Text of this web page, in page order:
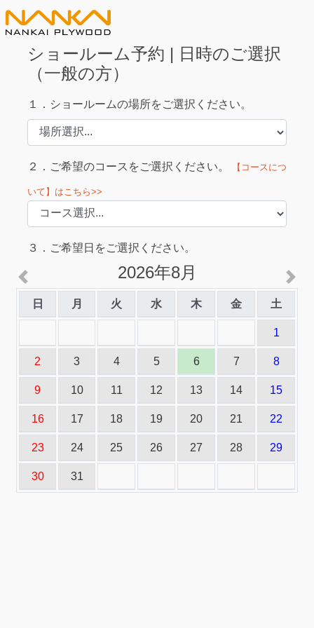
ショールーム予約 | 日時のご選択
（一般の方）
１．ショールームの場所をご選択ください。
２．ご希望のコースをご選択ください。 【コースにつ
いて】はこちら>>
３．ご希望日をご選択ください。
2026年8月
日 月 火 水 木 金 土
1
2 3 4 5 6 7 8
9 10 11 12 13 14 15
16 17 18 19 20 21 22
23 24 25 26 27 28 29
30 31